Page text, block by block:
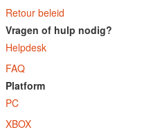
Retour beleid
Vragen of hulp nodig?
Helpdesk
FAQ
Platform
PC
XBOX